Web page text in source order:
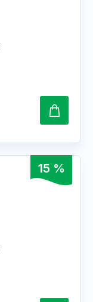
15 %